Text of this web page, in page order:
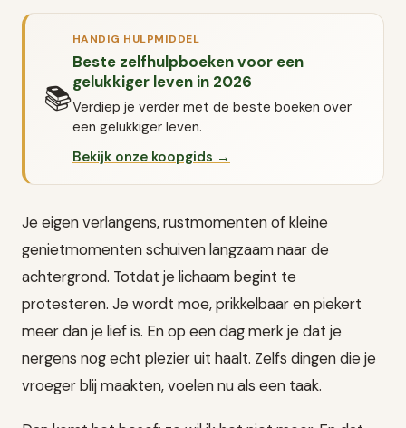
📚
HANDIG HULPMIDDEL
Beste zelfhulpboeken voor een
gelukkiger leven in 2026
Verdiep je verder met de beste boeken over
een gelukkiger leven.
Bekijk onze koopgids →
Je eigen verlangens, rustmomenten of kleine
genietmomenten schuiven langzaam naar de
achtergrond. Totdat je lichaam begint te
protesteren. Je wordt moe, prikkelbaar en piekert
meer dan je lief is. En op een dag merk je dat je
nergens nog echt plezier uit haalt. Zelfs dingen die je
vroeger blij maakten, voelen nu als een taak.